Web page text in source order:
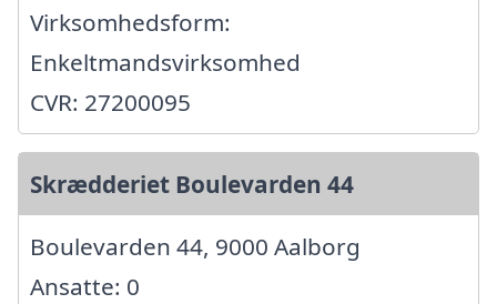
Virksomhedsform:
Enkeltmandsvirksomhed
CVR: 27200095
Skrædderiet Boulevarden 44
Boulevarden 44, 9000 Aalborg
Ansatte: 0